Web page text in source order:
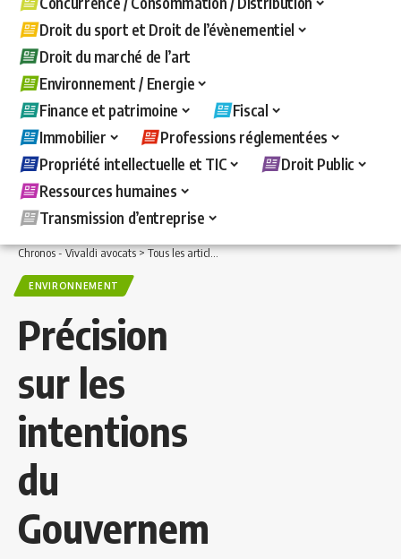
Droit du sport et Droit de l’évènementiel
Droit du marché de l’art
Environnement / Energie
Finance et patrimoine
Fiscal
Immobilier
Professions réglementées
Propriété intellectuelle et TIC
Droit Public
Ressources humaines
Transmission d’entreprise
Chronos - Vivaldi avocats>Tous les articles >Environnement / Energie>
ENVIRONNEMENT
Précision
sur les
intentions
du
Gouvernem